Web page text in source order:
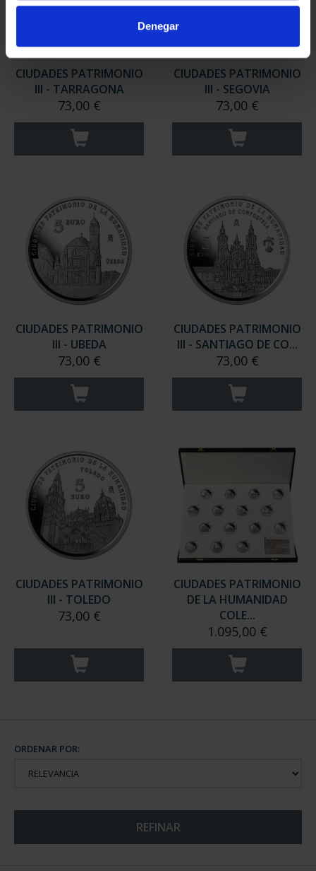
Denegar
CIUDADES PATRIMONIO
III - TARRAGONA
73,00 €
CIUDADES PATRIMONIO
III - SEGOVIA
73,00 €
CIUDADES PATRIMONIO
III - UBEDA
73,00 €
CIUDADES PATRIMONIO
III - SANTIAGO DE CO...
73,00 €
CIUDADES PATRIMONIO
III - TOLEDO
73,00 €
CIUDADES PATRIMONIO
DE LA HUMANIDAD
COLE...
1.095,00 €
ORDENAR POR:
REFINAR